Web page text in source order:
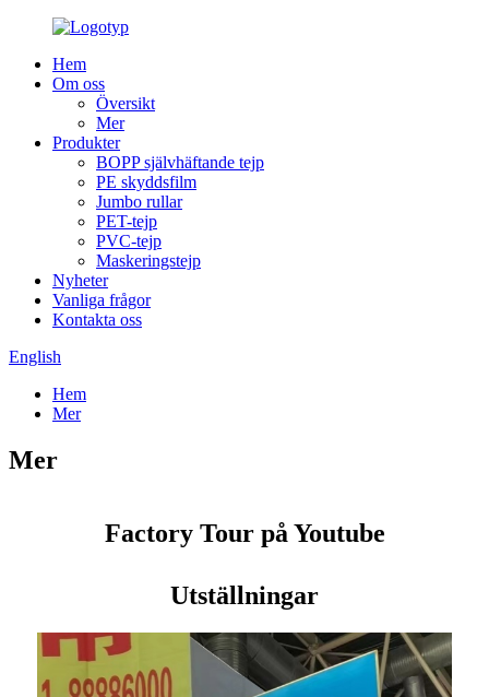
Hem
Om oss
Översikt
Mer
Produkter
BOPP självhäftande tejp
PE skyddsfilm
Jumbo rullar
PET-tejp
PVC-tejp
Maskeringstejp
Nyheter
Vanliga frågor
Kontakta oss
English
Hem
Mer
Mer
Factory Tour på Youtube
Utställningar